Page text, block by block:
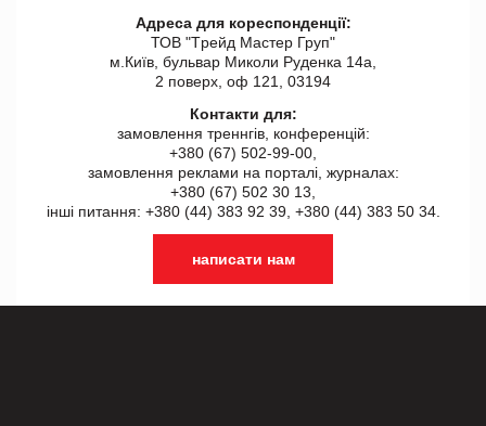
Адреса для кореспонденції:
ТОВ "Tрейд Мастер Груп"
м.Київ, бульвар Миколи Руденка 14а,
2 поверх, оф 121, 03194
Контакти для:
замовлення треннгів, конференцій:
+380 (67) 502-99-00,
замовлення реклами на порталі, журналах:
+380 (67) 502 30 13,
інші питання: +380 (44) 383 92 39, +380 (44) 383 50 34.
написати нам